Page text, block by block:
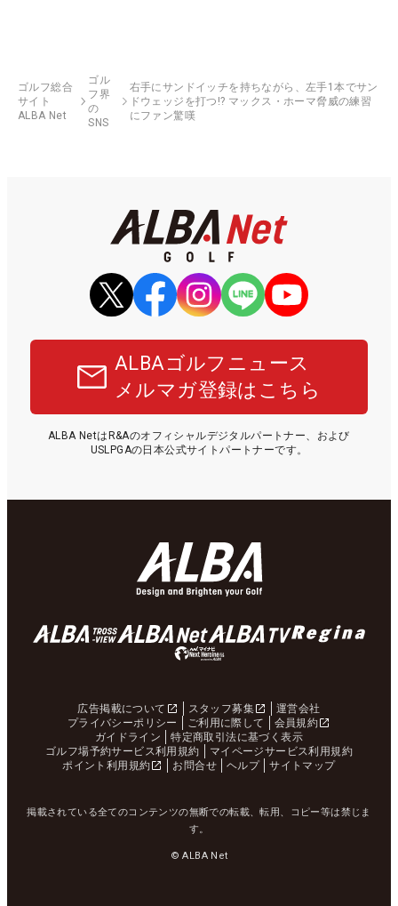
ゴルフ総合
サイト
ALBA Net
ゴル
フ界
の
SNS
右手にサンドイッチを持ちながら、左手1本でサン
ドウェッジを打つ!? マックス・ホーマ脅威の練習
にファン驚嘆
ALBAゴルフニュース
メルマガ登録はこちら
ALBA NetはR&Aのオフィシャルデジタルパートナー、および
USLPGAの日本公式サイトパートナーです。
広告掲載について スタッフ募集
運営会社
プライバシーポリシー
ご利用に際して
会員規約
ガイドライン
特定商取引法に基づく表示
ゴルフ場予約サービス利用規約
マイページサービス利用規約
ポイント利用規約
お問合せ ヘルプ サイトマップ
掲載されている全てのコンテンツの無断での転載、転用、コピー等は禁じま
す。
© ALBA Net